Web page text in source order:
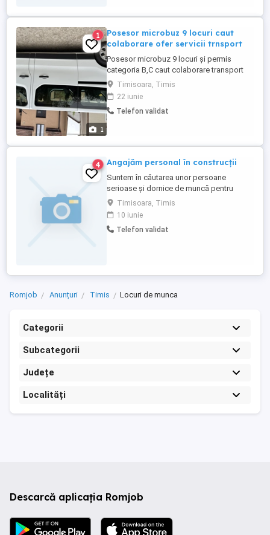
1
1
Posesor microbuz 9 locuri caut
colaborare ofer servicii trnsport
Posesor microbuz 9 locuri și permis
categoria B,C caut colaborare transport
persoane
Timisoara, Timis
22 iunie
Telefon validat
4 Angajăm personal în construcții
Suntem în căutarea unor persoane
serioase și dornice de muncă pentru
diverse lucrări în domeniul
construcțiilor.Pentru mai multe detalii
sunați la numărul de telefon : sau mesaj în
privat.Va mulțumesc
Timisoara, Timis
10 iunie
Telefon validat
Romjob Anunțuri Timis Locuri de munca
Categorii
Subcategorii
Județe
Localități
Descarcă aplicația Romjob